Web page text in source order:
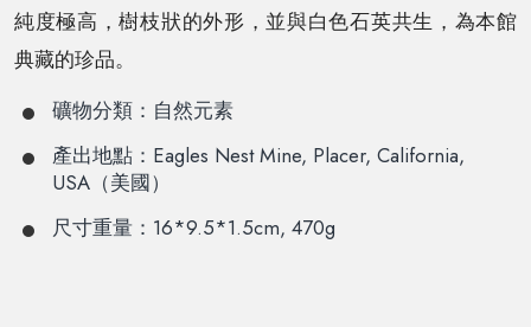
純度極高，樹枝狀的外形，並與白色石英共生，為本館
典藏的珍品。
礦物分類：自然元素
產出地點：Eagles Nest Mine, Placer, California,
USA（美國）
尺寸重量：16*9.5*1.5cm, 470g